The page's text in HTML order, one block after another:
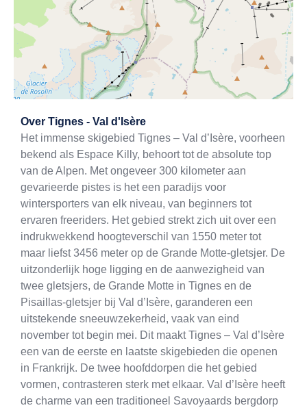
Over Tignes - Val d'Isère
Het immense skigebied Tignes – Val d’Isère, voorheen
bekend als Espace Killy, behoort tot de absolute top
van de Alpen. Met ongeveer 300 kilometer aan
gevarieerde pistes is het een paradijs voor
wintersporters van elk niveau, van beginners tot
ervaren freeriders. Het gebied strekt zich uit over een
indrukwekkend hoogteverschil van 1550 meter tot
maar liefst 3456 meter op de Grande Motte-gletsjer. De
uitzonderlijk hoge ligging en de aanwezigheid van
twee gletsjers, de Grande Motte in Tignes en de
Pisaillas-gletsjer bij Val d’Isère, garanderen een
uitstekende sneeuwzekerheid, vaak van eind
november tot begin mei. Dit maakt Tignes – Val d’Isère
een van de eerste en laatste skigebieden die openen
in Frankrijk. De twee hoofddorpen die het gebied
vormen, contrasteren sterk met elkaar. Val d’Isère heeft
de charme van een traditioneel Savoyaards bergdorp